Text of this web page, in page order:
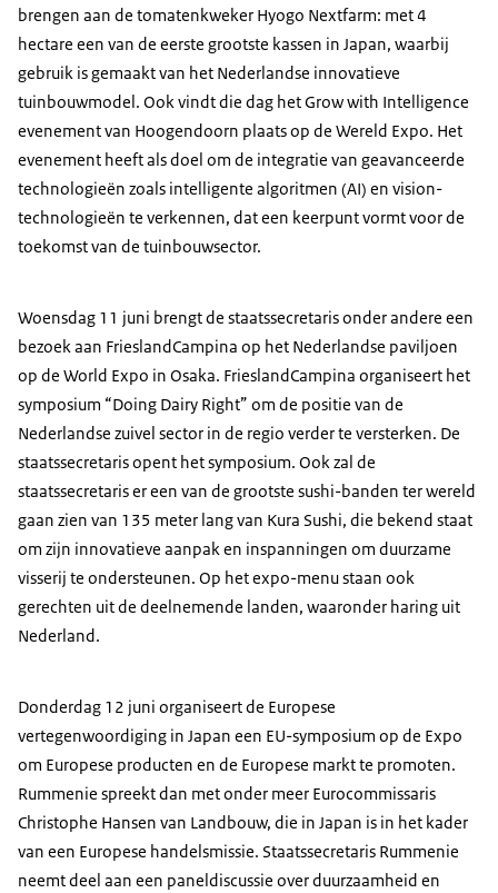
brengen aan de tomatenkweker Hyogo Nextfarm: met 4
hectare een van de eerste grootste kassen in Japan, waarbij
gebruik is gemaakt van het Nederlandse innovatieve
tuinbouwmodel. Ook vindt die dag het Grow with Intelligence
evenement van Hoogendoorn plaats op de Wereld Expo. Het
evenement heeft als doel om de integratie van geavanceerde
technologieën zoals intelligente algoritmen (AI) en vision-
technologieën te verkennen, dat een keerpunt vormt voor de
toekomst van de tuinbouwsector.
Woensdag 11 juni brengt de staatssecretaris onder andere een
bezoek aan FrieslandCampina op het Nederlandse paviljoen
op de World Expo in Osaka. FrieslandCampina organiseert het
symposium “Doing Dairy Right” om de positie van de
Nederlandse zuivel sector in de regio verder te versterken. De
staatssecretaris opent het symposium. Ook zal de
staatssecretaris er een van de grootste sushi-banden ter wereld
gaan zien van 135 meter lang van Kura Sushi, die bekend staat
om zijn innovatieve aanpak en inspanningen om duurzame
visserij te ondersteunen. Op het expo-menu staan ​​ook
gerechten uit de deelnemende landen, waaronder haring uit
Nederland.
Donderdag 12 juni organiseert de Europese
vertegenwoordiging in Japan een EU-symposium op de Expo
om Europese producten en de Europese markt te promoten.
Rummenie spreekt dan met onder meer Eurocommissaris
Christophe Hansen van Landbouw, die in Japan is in het kader
van een Europese handelsmissie. Staatssecretaris Rummenie
neemt deel aan een paneldiscussie over duurzaamheid en